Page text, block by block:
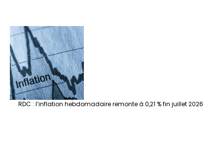
RDC : l’inflation hebdomadaire remonte à 0,21 % fin juillet 2026